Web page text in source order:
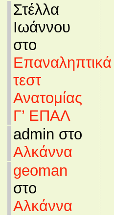
Στέλλα
Ιωάννου
στο
Επαναληπτικά
τεστ
Ανατομίας
Γ’ ΕΠΑΛ
admin στο
Αλκάννα
geoman
στο
Αλκάννα